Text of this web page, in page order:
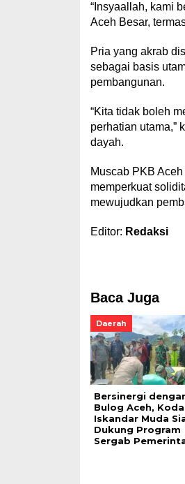
“Insyaallah, kami
Aceh Besar,
Pria yang akrab
sebagai basis
pembangunan.
“Kita tidak boleh
perhatian utama,”
dayah.
Muscab PKB
memperkuat
mewujudkan
Editor: Redaksi
Baca Juga
Daerah
Bersinergi
Bulog Aceh,
Iskandar Muda
Dukung Program
Sergab